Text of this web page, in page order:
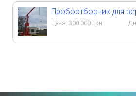
Пробоотборник для
Цена: 300 000 грн.